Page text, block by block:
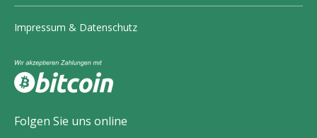
Impressum & Datenschutz
Folgen Sie uns online